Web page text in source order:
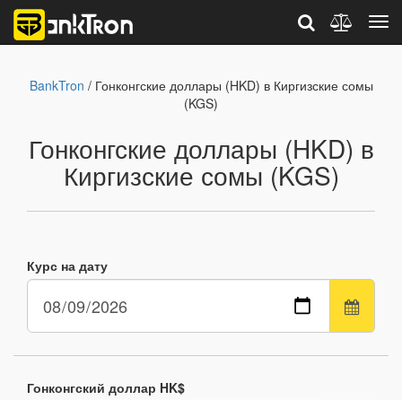
BankTron / Гонконгские доллары (HKD) в Киргизские сомы
(KGS)
Гонконгские доллары (HKD) в
Киргизские сомы (KGS)
Курс на дату
Гонконгский доллар HK$